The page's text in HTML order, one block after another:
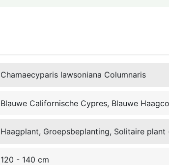
Chamaecyparis lawsoniana Columnaris
Blauwe Californische Cypres, Blauwe
Haagplant, Groepsbeplanting, Solitaire plant
120 - 140 cm